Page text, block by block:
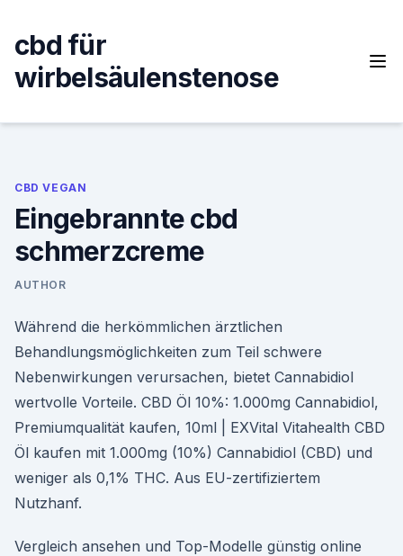
content
cbd für
wirbelsäulenstenose
CBD VEGAN
Eingebrannte cbd
schmerzcreme
AUTHOR
Während die herkömmlichen ärztlichen
Behandlungsmöglichkeiten zum Teil schwere
Nebenwirkungen verursachen, bietet Cannabidiol
wertvolle Vorteile. CBD Öl 10%: 1.000mg Cannabidiol,
Premiumqualität kaufen, 10ml | EXVital Vitahealth CBD
Öl kaufen mit 1.000mg (10%) Cannabidiol (CBD) und
weniger als 0,1% THC. Aus EU-zertifiziertem
Nutzhanf.
Vergleich ansehen und Top-Modelle günstig online